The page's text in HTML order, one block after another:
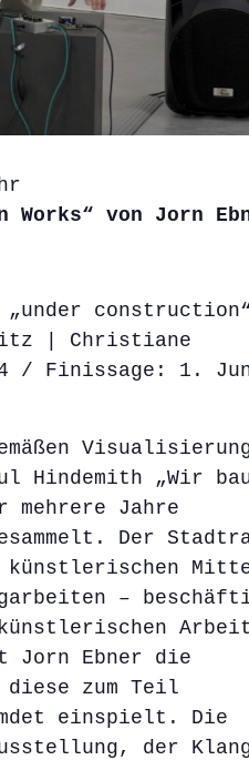
Works“ von Jorn
„under
| Christiane
/ Finissage: 1.
Hindemith „Wir
mehrere Jahre
Der
künstlerischen
–
Jorn Ebner die
zum Teil
einspielt. Die
der